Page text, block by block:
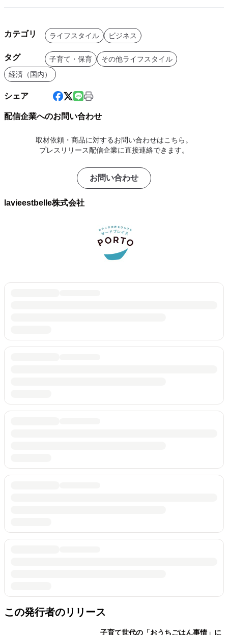
カテゴリ ライフスタイル ビジネス
タグ 子育て・保育
その他ライフスタイル
経済（国内）
シェア
配信企業へのお問い合わせ
取材依頼・商品に対するお問い合わせはこちら。
プレスリリース配信企業に直接連絡できます。
お問い合わせ
lavieestbelle株式会社
この発行者のリリース
子育て世代の「おうちごはん事情」に